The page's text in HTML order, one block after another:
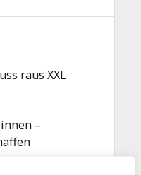
raus XXL
–